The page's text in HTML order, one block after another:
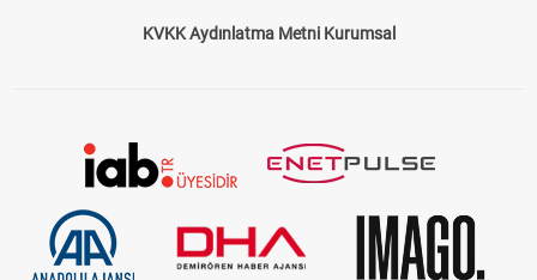
KVKK Aydınlatma Metni Kurumsal